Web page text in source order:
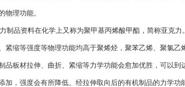
物理功能。
制品资料在化学上又称为聚甲基丙烯酸甲酯，简称亚克
紧缩等强度等物理功能均高于聚烯烃，聚苯乙烯、聚氯
品板材拉伸、曲折、紧缩等力学功能会愈加优胜，可以
加，强度会有所降低。经拉伸取向后的有机制品的力学功